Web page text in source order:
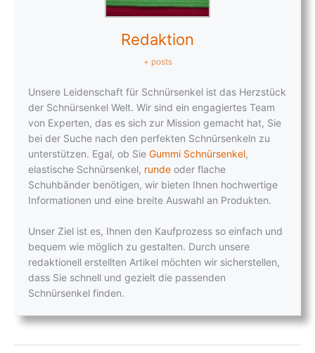
Redaktion
+ posts
Unsere Leidenschaft für Schnürsenkel ist das Herzstück
der Schnürsenkel Welt. Wir sind ein engagiertes Team
von Experten, das es sich zur Mission gemacht hat, Sie
bei der Suche nach den perfekten Schnürsenkeln zu
unterstützen. Egal, ob Sie Gummi Schnürsenkel,
elastische Schnürsenkel, runde oder flache
Schuhbänder benötigen, wir bieten Ihnen hochwertige
Informationen und eine breite Auswahl an Produkten.
Unser Ziel ist es, Ihnen den Kaufprozess so einfach und
bequem wie möglich zu gestalten. Durch unsere
redaktionell erstellten Artikel möchten wir sicherstellen,
dass Sie schnell und gezielt die passenden
Schnürsenkel finden.